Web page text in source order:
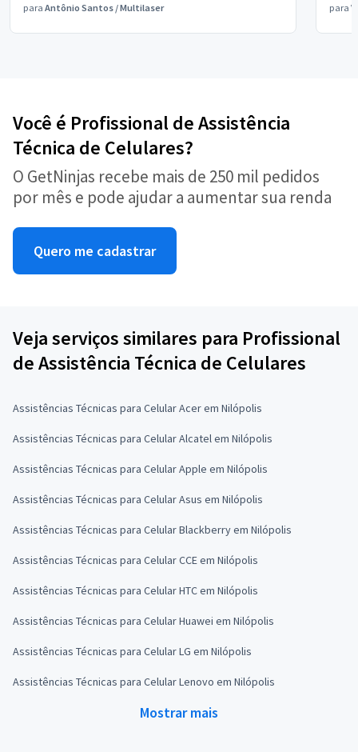
para Antônio Santos /Multilaser para
Você é Profissional de Assistência
Técnica de Celulares?
O GetNinjas recebe mais de 250 mil pedidos
por mês e pode ajudar a aumentar sua renda
Quero me cadastrar
Veja serviços similares para Profissional
de Assistência Técnica de Celulares
Assistências Técnicas para Celular Acer em Nilópolis
Assistências Técnicas para Celular Alcatel em Nilópolis
Assistências Técnicas para Celular Apple em Nilópolis
Assistências Técnicas para Celular Asus em Nilópolis
Assistências Técnicas para Celular Blackberry em Nilópolis
Assistências Técnicas para Celular CCE em Nilópolis
Assistências Técnicas para Celular HTC em Nilópolis
Assistências Técnicas para Celular Huawei em Nilópolis
Assistências Técnicas para Celular LG em Nilópolis
Assistências Técnicas para Celular Lenovo em Nilópolis
Mostrar mais